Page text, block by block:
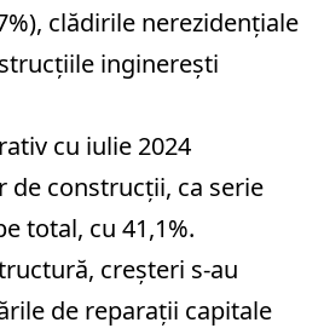
clădirile nerezidenţiale
inginereşti
cu iulie 2024
construcţii, ca serie
total, cu 41,1%.
creşteri s-au
de reparaţii capitale